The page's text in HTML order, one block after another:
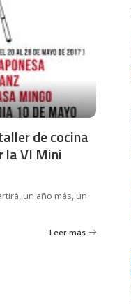
de cocina
la VI Mini
un año más, un
Leer más